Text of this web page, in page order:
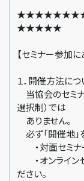
★★★★★
【セミナー参加
１．開催方法につ
当協会のセミナ
選択制）では
ありません。
必ず「開催地」
・対面セミナ
・オンライン
ださい。